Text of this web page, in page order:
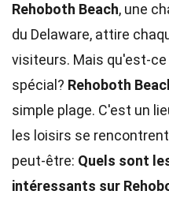
Rehoboth Beach, une
du Delaware, attire
visiteurs. Mais qu'est-
spécial? Rehoboth
simple plage. C'est un
les loisirs se
peut-être: Quels sont
intéressants sur